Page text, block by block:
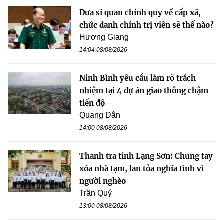
Đưa sĩ quan chính quy về cấp xã,
chức danh chính trị viên sẽ thế nào?
Hương Giang
14:04 08/08/2026
Ninh Bình yêu cầu làm rõ trách
nhiệm tại 4 dự án giao thông chậm
tiến độ
Quang Dân
14:00 08/08/2026
Thanh tra tỉnh Lạng Sơn: Chung tay
xóa nhà tạm, lan tỏa nghĩa tình vì
người nghèo
Trần Quý
13:00 08/08/2026